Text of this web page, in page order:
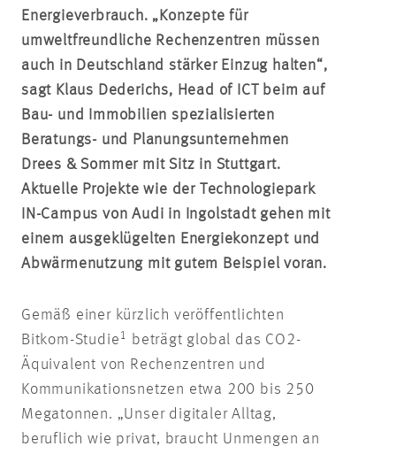
Energieverbrauch. „Konzepte für
umweltfreundliche Rechenzentren müssen
auch in Deutschland stärker Einzug halten“,
sagt Klaus Dederichs, Head of ICT beim auf
Bau- und Immobilien spezialisierten
Beratungs- und Planungsunternehmen
Drees & Sommer mit Sitz in Stuttgart.
Aktuelle Projekte wie der Technologiepark
IN-Campus von Audi in Ingolstadt gehen mit
einem ausgeklügelten Energiekonzept und
Abwärmenutzung mit gutem Beispiel voran.
Gemäß einer kürzlich veröffentlichten
Bitkom-Studie 1
beträgt global das CO2-
Äquivalent von Rechenzentren und
Kommunikationsnetzen etwa 200 bis 250
Megatonnen. „Unser digitaler Alltag,
beruflich wie privat, braucht Unmengen an